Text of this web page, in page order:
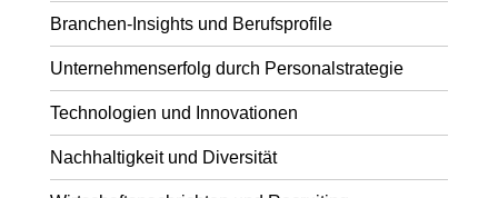
Branchen-Insights und Berufsprofile
Unternehmenserfolg durch Personalstrategie
Technologien und Innovationen
Nachhaltigkeit und Diversität